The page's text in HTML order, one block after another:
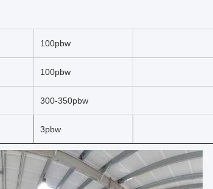
100pbw
100pbw
300-350pbw
3pbw